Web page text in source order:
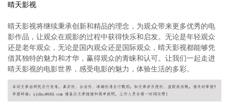
晴天影视
晴天影视将继续秉承创新和精品的理念，为观众带来更多优秀的电
影作品，让观众在观影的过程中获得快乐和启发。无论是年轻观众
还是老年观众，无论是国内观众还是国际观众，晴天影视都能够凭
借其独特的魅力和才华，赢得观众的青睐和认可。让我们一起走进
晴天影视的电影世界，感受电影的魅力，体验生活的多彩。